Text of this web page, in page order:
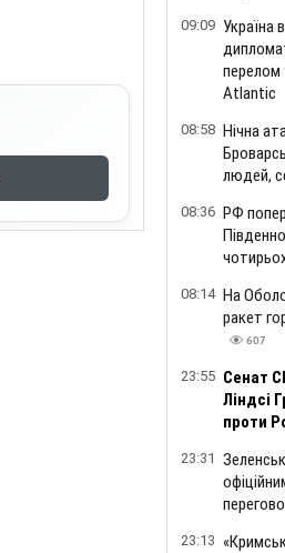
09:09 Україна
перелом
Atlantic
08:58 Нічна
людей,
08:36 РФ
08:14 На
ракет
607
23:55 Сенат
Ліндсі
проти
23:31
23:13